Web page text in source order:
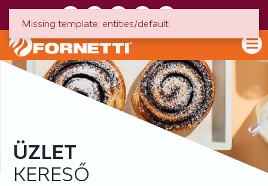
ÜZLET
KERESŐ
Missing template: entities/default